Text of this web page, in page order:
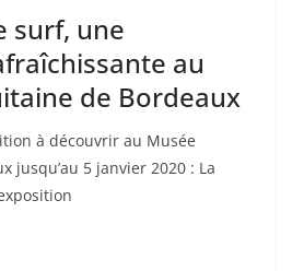
surf, une
au
de Bordeaux
à découvrir au Musée
jusqu’au 5 janvier 2020 : La